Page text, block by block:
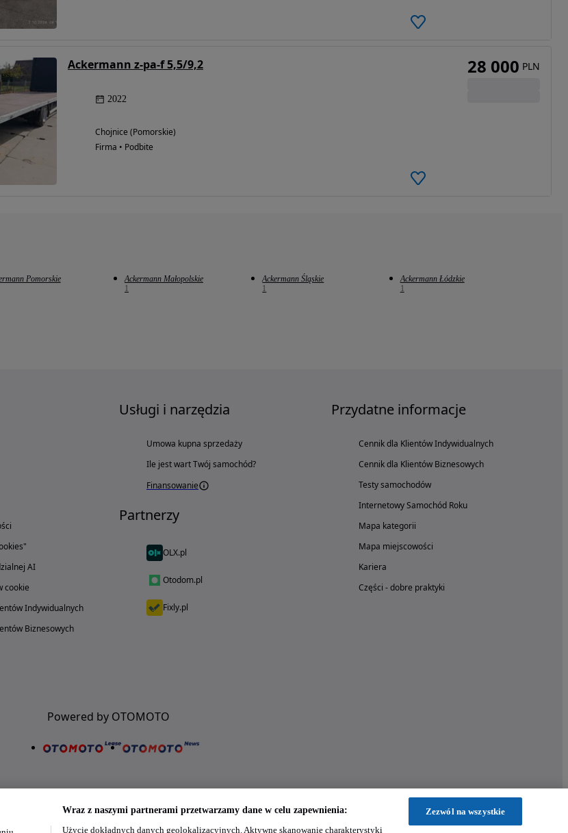
Ackermann z-pa-f 5,5/9,2
2022
Chojnice (Pomorskie)
Firma • Podbite
28 000 PLN
Pomorskie
Ackermann Małopolskie
1
Ackermann Śląskie
1
Ackermann Łódzkie
1
AI
cookie
Indywidualnych
Biznesowych
Usługi i narzędzia
Umowa kupna sprzedaży
Ile jest wart Twój samochód?
Finansowanie
Partnerzy
OLX.pl
Otodom.pl
Fixly.pl
Przydatne informacje
Cennik dla Klientów Indywidualnych
Cennik dla Klientów Biznesowych
Testy samochodów
Internetowy Samochód Roku
Mapa kategorii
Mapa miejscowości
Kariera
Części - dobre praktyki
Powered by OTOMOTO
Wraz z naszymi partnerami przetwarzamy dane w celu zapewnienia:
Użycie dokładnych danych geolokalizacyjnych. Aktywne skanowanie charakterystyki
Zezwól na wszystkie